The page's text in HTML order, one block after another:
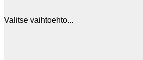
Valitse vaihtoehto...